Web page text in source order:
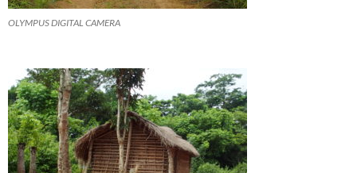
OLYMPUS DIGITAL CAMERA